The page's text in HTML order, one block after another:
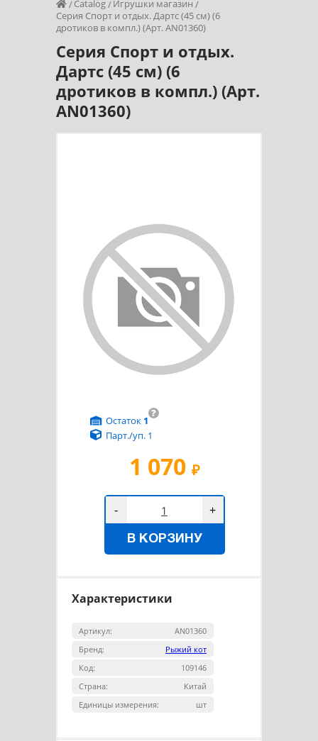
Catalog
Игрушки магазин
Серия Спорт и отдых. Дартс (45 см) (6
дротиков в компл.) (Арт. AN01360)
Серия Спорт и отдых.
Дартс (45 см) (6
дротиков в компл.) (Арт.
AN01360)
1 070 ₽
?
Остаток 1
Парт./уп. 1
- +
В КОРЗИНУ
Характеристики
Артикул:
AN01360
Бренд:
Рыжий кот
Код:
109146
Страна:
Китай
Единицы измерения:
шт